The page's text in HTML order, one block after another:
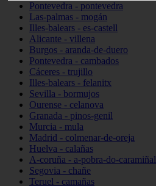
Pontevedra - pontevedra
Las-palmas - mogán
Illes-balears - es-castell
Alicante - villena
Burgos - aranda-de-duero
Pontevedra - cambados
Cáceres - trujillo
Illes-balears - felanitx
Sevilla - bormujos
Ourense - celanova
Granada - pinos-genil
Murcia - mula
Madrid - colmenar-de-oreja
Huelva - calañas
A-coruña - a-pobra-do-caramiñal
Segovia - chañe
Teruel - camañas